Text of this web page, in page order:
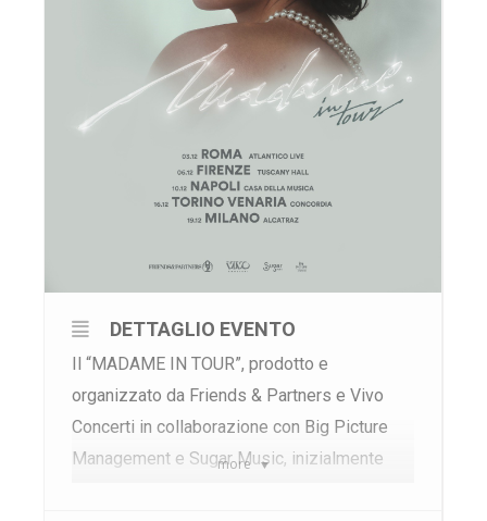
more
DETTAGLIO EVENTO
Il “MADAME IN TOUR”, prodotto e
organizzato da Friends & Partners e Vivo
Concerti in collaborazione con Big Picture
Management e Sugar Music, inizialmente